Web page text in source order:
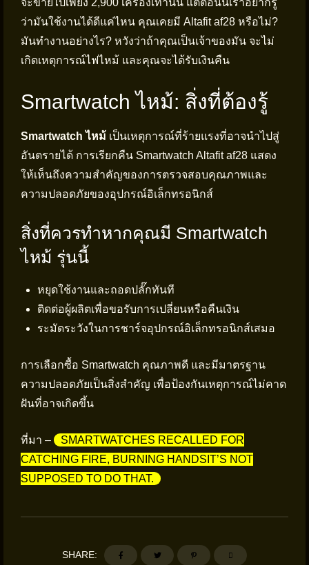
จะขายไปเพียง 2,900 เครื่องเท่านั้น แต่ตอนนี้เราอยากรู้
ว่ามันใช้งานได้ดีแค่ไหน คุณเคยมี Altafit af28 หรือไม่?
มันทำงานอย่างไร? หวังว่าถ้าคุณเป็นเจ้าของมัน จะไม่
เกิดเหตุการณ์ไฟไหม้ และคุณจะได้รับเงินคืน
Smartwatch ไหม้: สิ่งที่ต้องรู้
Smartwatch ไหม้ เป็นเหตุการณ์ที่ร้ายแรงที่อาจนำไปสู่
อันตรายได้ การเรียกคืน Smartwatch Altafit af28 แสดง
ให้เห็นถึงความสำคัญของการตรวจสอบคุณภาพและ
ความปลอดภัยของอุปกรณ์อิเล็กทรอนิกส์
สิ่งที่ควรทำหากคุณมี Smartwatch
ไหม้ รุ่นนี้
หยุดใช้งานและถอดปลั๊กทันที
ติดต่อผู้ผลิตเพื่อขอรับการเปลี่ยนหรือคืนเงิน
ระมัดระวังในการชาร์จอุปกรณ์อิเล็กทรอนิกส์เสมอ
การเลือกซื้อ Smartwatch คุณภาพดี และมีมาตรฐาน
ความปลอดภัยเป็นสิ่งสำคัญ เพื่อป้องกันเหตุการณ์ไม่คาด
ฝันที่อาจเกิดขึ้น
ที่มา –
SMARTWATCHES RECALLED FOR
CATCHING FIRE, BURNING HANDSIT’S NOT
SUPPOSED TO DO THAT.
SHARE: